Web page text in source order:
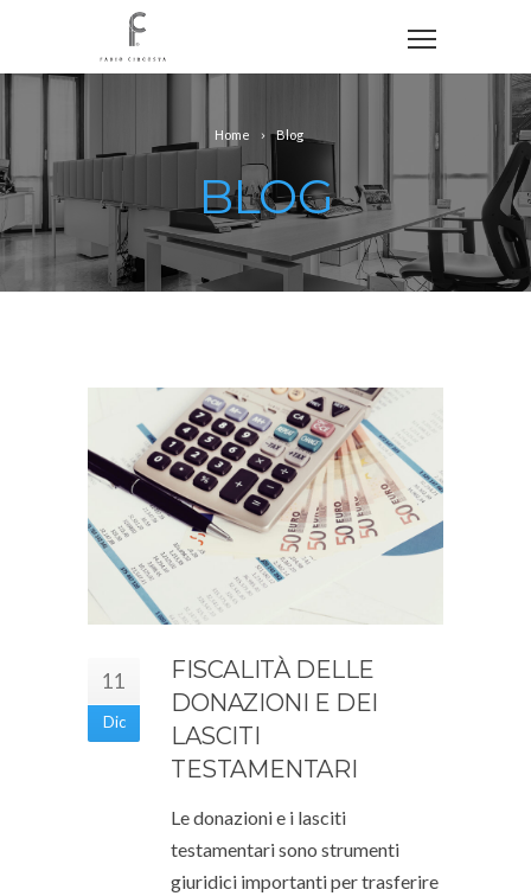
Home Blog
BLOG
11
Dic
FISCALITÀ DELLE
DONAZIONI E DEI
LASCITI
TESTAMENTARI
Le donazioni e i lasciti
testamentari sono strumenti
giuridici importanti per trasferire